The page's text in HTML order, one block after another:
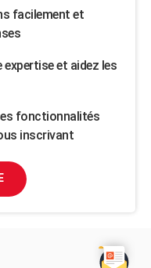
facilement et
et aidez les
fonctionnalités
inscrivant